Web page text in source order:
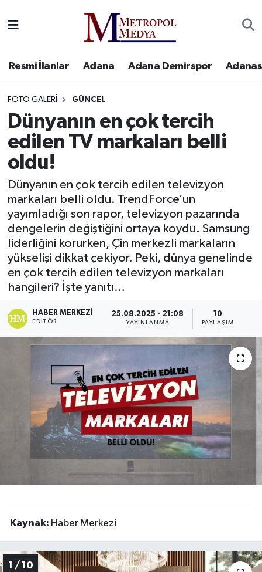
Resmi İlanlar Adana Adana Demirspor
FOTO GALERI GÜNCEL
Dünyanın en çok tercih
edilen TV markaları belli
oldu!
Dünyanın en çok tercih edilen televizyon
markaları belli oldu. TrendForce’un
yayımladığı son rapor, televizyon pazarında
dengelerin değiştiğini ortaya koydu. Samsung
liderliğini korurken, Çin merkezli markaların
yükselişi dikkat çekiyor. Peki, dünya genelinde
en çok tercih edilen televizyon markaları
hangileri? İşte yanıtı…
HABER MERKEZI
EDITÖR
25.08.2025 - 21:08
YAYINLANMA
10
PAYLAŞIM
Kaynak: Haber Merkezi
1 / 10
Sağlık
Spor
Özel Haberler
Yerel Yönetim
Kültür-Sanat
Magazin
Resmi İlanlar
Videolar
Seyhan Nöbetçi Eczaneler
Seyhan Trafik Yoğunluk Haritası
Süper Lig Puan Durumu ve Fikstür
Tüm Manşetler
Son Dakika Haberleri
Haber Arşivi